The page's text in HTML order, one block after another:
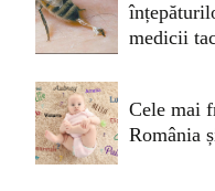
medicii
Cele mai
România